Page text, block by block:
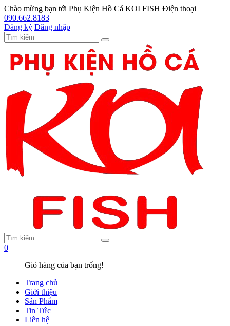
Chào mừng bạn tới Phụ Kiện Hồ Cá KOI FISH Điện thoại
090.662.8183
Đăng ký Đăng nhập
0
Giỏ hàng của bạn trống!
Trang chủ
Giới thiệu
Sản Phẩm
Tin Tức
Liên hệ